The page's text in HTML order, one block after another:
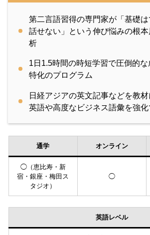
第二言語習得の専門家が「基礎
話せない」という伸び悩みの根
析
1日1.5時間の時短学習で圧倒的
特化のプログラム
日経アジアの英文記事などを教
英語や高度なビジネス語彙を強化
通学 オンライン
◯（恵比寿・新
宿・銀座・梅田ス
タジオ）
◯
英語レベル